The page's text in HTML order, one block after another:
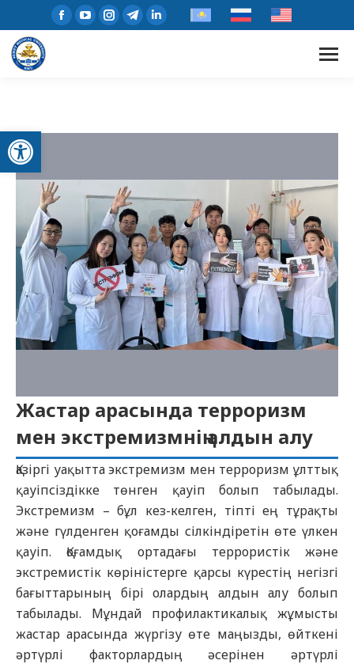
Open toolbar
Жастар арасында терроризм
мен экстремизмнің алдын алу
Қазіргі уақытта экстремизм мен терроризм ұлттық
қауіпсіздікке төнген қауіп болып табылады.
Экстремизм – бұл кез-келген, тіпті ең тұрақты
және гүлденген қоғамды сілкіндіретін өте үлкен
қауіп. Қоғамдық ортадағы террористік және
экстремистік көріністерге қарсы күрестің негізгі
бағыттарының бірі олардың алдын алу болып
табылады. Мұндай профилактикалық жұмысты
жастар арасында жүргізу өте маңызды, өйткені
әртүрлі факторлардың әсерінен әртүрлі